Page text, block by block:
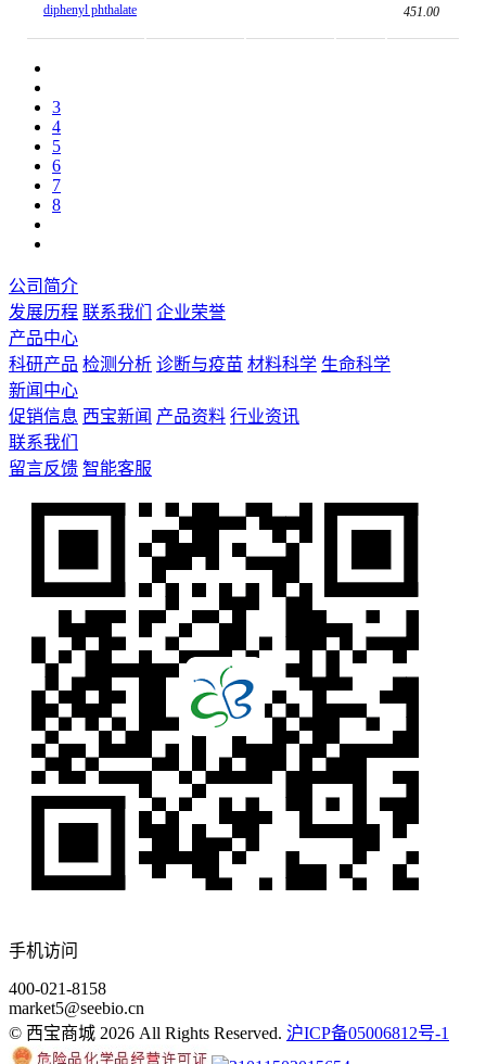
diphenyl phthalate
451.00
3
4
5
6
7
8
公司简介
发展历程 联系我们
企业荣誉
产品中心
科研产品 检测分析 诊断与疫苗 材料科学 生命科学
新闻中心
促销信息 西宝新闻 产品资料 行业资讯
联系我们
留言反馈 智能客服
手机访问
400-021-8158
market5@seebio.cn
© 西宝商城 2026 All Rights Reserved. 沪ICP备05006812号-1